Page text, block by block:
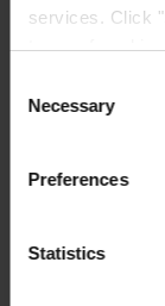
services. Click
types of
cookies after
withdraw your
process your
Selection
Necessary
Preferences
Statistics